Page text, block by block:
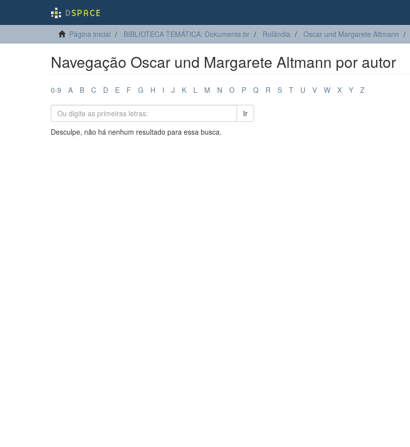
Página inicial BIBLIOTECA TEMÁTICA: Dokumente.br Rolândia Oscar und Margarete Altmann
Navegação Oscar und Margarete Altmann por autor
0-9 A B C D E F G H I J K L M N O P Q R S T U V W X Y Z
Ir
Desculpe, não há nenhum resultado para essa busca.